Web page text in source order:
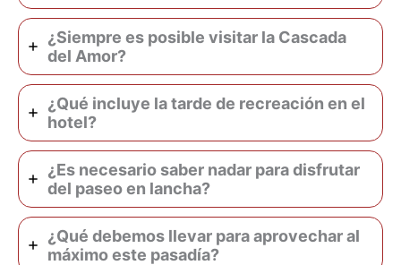
¿Siempre es posible visitar la Cascada
del Amor?
¿Qué incluye la tarde de recreación en el
hotel?
¿Es necesario saber nadar para disfrutar
del paseo en lancha?
¿Qué debemos llevar para aprovechar al
máximo este pasadía?